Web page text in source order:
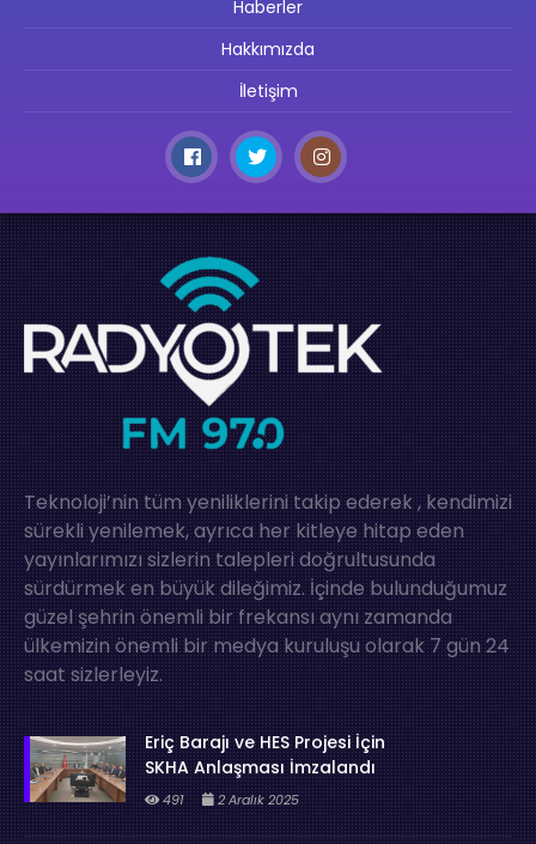
Haberler
Hakkımızda
İletişim
Teknoloji’nin tüm yeniliklerini takip ederek , kendimizi
sürekli yenilemek, ayrıca her kitleye hitap eden
yayınlarımızı sizlerin talepleri doğrultusunda
sürdürmek en büyük dileğimiz. İçinde bulunduğumuz
güzel şehrin önemli bir frekansı aynı zamanda
ülkemizin önemli bir medya kuruluşu olarak 7 gün 24
saat sizlerleyiz.
Eriç Barajı ve HES Projesi İçin
SKHA Anlaşması İmzalandı
491 2 Aralık 2025